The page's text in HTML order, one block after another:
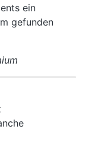
ein
gefunden